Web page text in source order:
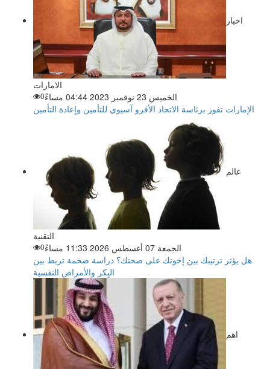
اخبار
الامارات
الخميس 23 نوفمبر 2023 04:44 مساءً
0
الإمارات تفوز برئاسة الاتحاد الأفرو آسيوي للتأمين وإعادة التأمين
عالم
التقنية
الجمعة 07 أغسطس 2026 11:33 مساءً
0
هل يؤثر ترتيبك بين إخوتك على صحتك؟ دراسة ضخمة تربط بين
البِكر والأمراض النفسية
اهم